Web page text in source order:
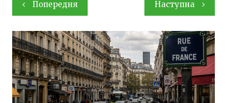
записів
Попередня Наступна